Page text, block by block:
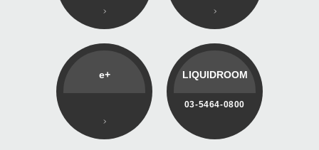
e+ LIQUIDROOM
03-5464-0800